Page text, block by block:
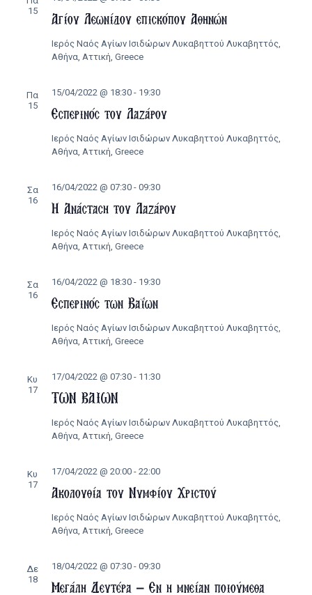
15
Αγίου Λεωνίδου επισκόπου Αθηνών
Ιερός Ναός Αγίων Ισιδώρων Λυκαβηττού Λυκαβηττός,
Αθήνα, Αττική, Greece
Πα
15
Εσπερινός του Λαζάρου
15/04/2022 @ 18:30- 19:30
Ιερός Ναός Αγίων Ισιδώρων Λυκαβηττού Λυκαβηττός,
Αθήνα, Αττική, Greece
Σα
16
Η Ανάσταση του Λαζάρου
16/04/2022 @ 07:30- 09:30
Ιερός Ναός Αγίων Ισιδώρων Λυκαβηττού Λυκαβηττός,
Αθήνα, Αττική, Greece
Σα
16
Εσπερινός των Βαΐων
16/04/2022 @ 18:30- 19:30
Ιερός Ναός Αγίων Ισιδώρων Λυκαβηττού Λυκαβηττός,
Αθήνα, Αττική, Greece
Κυ
17
ΤΩΝ ΒΑΙΩΝ
17/04/2022 @ 07:30- 11:30
Ιερός Ναός Αγίων Ισιδώρων Λυκαβηττού Λυκαβηττός,
Αθήνα, Αττική, Greece
Κυ
17
Ακολουθία του Νυμφίου Χριστού
17/04/2022 @ 20:00- 22:00
Ιερός Ναός Αγίων Ισιδώρων Λυκαβηττού Λυκαβηττός,
Αθήνα, Αττική, Greece
Δε
18
Μεγάλη Δευτέρα – Εν η μνείαν ποιούμεθα
18/04/2022 @ 07:30- 09:30